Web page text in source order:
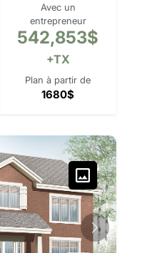
Avec un
entrepreneur
542,853$
+TX
Plan à partir de
1680$